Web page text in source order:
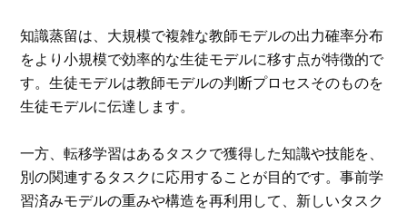
知識蒸留は、大規模で複雑な教師モデルの出力確率分布
をより小規模で効率的な生徒モデルに移す点が特徴的で
す。生徒モデルは教師モデルの判断プロセスそのものを
生徒モデルに伝達します。
一方、転移学習はあるタスクで獲得した知識や技能を、
別の関連するタスクに応用することが目的です。事前学
習済みモデルの重みや構造を再利用して、新しいタスク